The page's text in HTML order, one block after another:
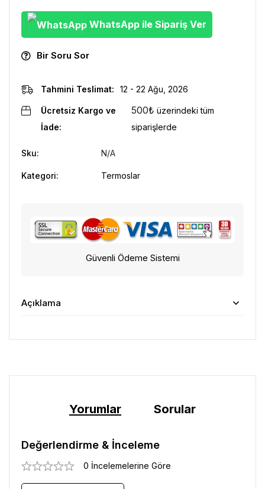
WhatsApp ile Sipariş Ver
Bir Soru Sor
Tahmini Teslimat: 12 - 22 Ağu, 2026
Ücretsiz Kargo ve
İade:
500₺ üzerindeki tüm
siparişlerde
Sku: N/A
Kategori: Termoslar
Güvenli Ödeme Sistemi
Açıklama
Yorumlar Sorular
Değerlendirme & İnceleme
0 İncelemelerine Göre